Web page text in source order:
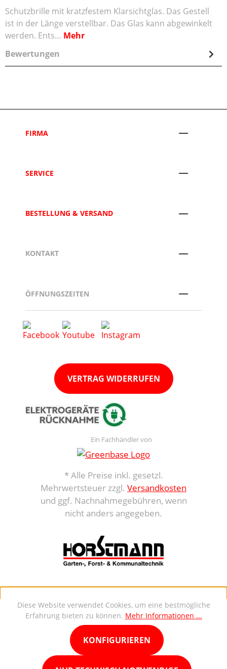
Schutzbrille mit kratzfestem Klarsichtglas. Das Gestell
ist in der Länge verstellbar. Das Glas kann abgewinkelt
werden. Ents… Mehr
Bewertungen
FIRMA
SERVICE
BESTELLUNG & VERSAND
KONTAKT
ÖFFNUNGSZEITEN
VERTRAG WIDERRUFEN
Ein Fachhändler von
* Alle Preise inkl. gesetzl.
Mehrwertsteuer zzgl. Versandkosten
und ggf. Nachnahmegebühren, wenn
nicht anders angegeben.
Diese Website verwendet Cookies, um eine bestmögliche
Erfahrung bieten zu können. Mehr Informationen ...
KONFIGURIEREN